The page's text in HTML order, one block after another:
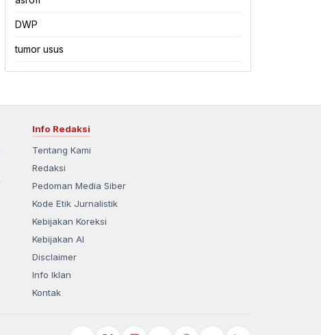
DWP
tumor usus
Info Redaksi
Tentang Kami
Redaksi
Pedoman Media Siber
Kode Etik Jurnalistik
Kebijakan Koreksi
Kebijakan AI
Disclaimer
Info Iklan
Kontak